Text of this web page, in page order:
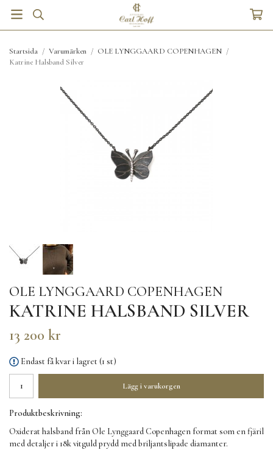
Startsida / Varumärken / OLE LYNGGAARD COPENHAGEN /
Katrine Halsband Silver
OLE LYNGGAARD COPENHAGEN
KATRINE HALSBAND SILVER
13 200 kr
Endast få kvar i lagret (1 st)
Lägg i varukorgen
Produktbeskrivning:
Oxiderat halsband från Ole Lynggaard Copenhagen format som en fjäril
med detaljer i 18k vitguld prydd med briljantslipade diamanter.